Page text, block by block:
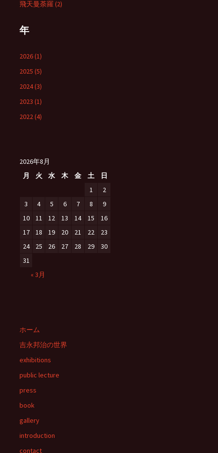
飛天曼荼羅 (2)
年
2026 (1)
2025 (5)
2024 (3)
2023 (1)
2022 (4)
2026年8月
月
火 水 木 金 土
日
1
2
3
4 5 6 7 8
9
10
11 12 13 14 15
16
17
18 19 20 21 22
23
24
25 26 27 28 29
30
31
« 3月
ホーム
吉永邦治の世界
exhibitions
public lecture
press
book
gallery
introduction
contact